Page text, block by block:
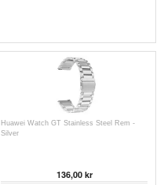
Huawei Watch GT Stainless Steel Rem -
Silver
136,00kr